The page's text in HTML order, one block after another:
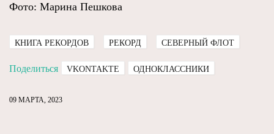
Фото: Марина Пешкова
КНИГА РЕКОРДОВ РЕКОРД СЕВЕРНЫЙ ФЛОТ
Поделиться VKONTAKTE ОДНОКЛАССНИКИ
09 МАРТА, 2023